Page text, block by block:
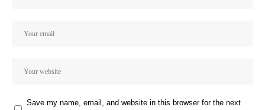
Save my name, email, and website in this browser for the next